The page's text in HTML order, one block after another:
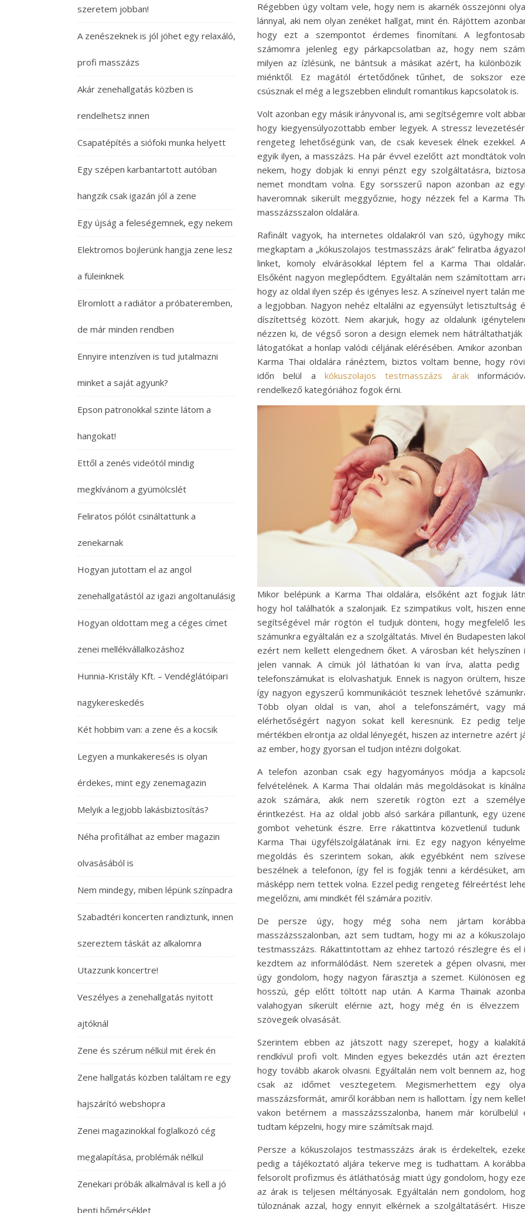
szeretem jobban!
A zenészeknek is jól jöhet egy relaxáló,
profi masszázs
Akár zenehallgatás közben is
rendelhetsz innen
Csapatépítés a siófoki munka helyett
Egy szépen karbantartott autóban
hangzik csak igazán jól a zene
Egy újság a feleségemnek, egy nekem
Elektromos bojlerünk hangja zene lesz
a füleinknek
Elromlott a radiátor a próbateremben,
de már minden rendben
Ennyire intenzíven is tud jutalmazni
minket a saját agyunk?
Epson patronokkal szinte látom a
hangokat!
Ettől a zenés videótól mindig
megkívánom a gyümölcslét
Feliratos pólót csináltattunk a
zenekarnak
Hogyan jutottam el az angol
zenehallgatástól az igazi angoltanulásig
Hogyan oldottam meg a céges címet
zenei mellékvállalkozáshoz
Hunnia-Kristály Kft. – Vendéglátóipari
nagykereskedés
Két hobbim van: a zene és a kocsik
Legyen a munkakeresés is olyan
érdekes, mint egy zenemagazin
Melyik a legjobb lakásbiztosítás?
Néha profitálhat az ember magazin
olvasásából is
Nem mindegy, miben lépünk színpadra
Szabadtéri koncerten randiztunk, innen
szereztem táskát az alkalomra
Utazzunk koncertre!
Veszélyes a zenehallgatás nyitott
ajtóknál
Zene és szérum nélkül mit érek én
Zene hallgatás közben találtam re egy
hajszárító webshopra
Zenei magazinokkal foglalkozó cég
megalapítása, problémák nélkül
Zenekari próbák alkalmával is kell a jó
benti hőmérséklet
Régebben úgy voltam vele, hogy nem is akarnék összejönni
lánnyal, aki nem olyan zenéket hallgat, mint én. Rájöttem
hogy ezt a szempontot érdemes finomítani. A
számomra jelenleg egy párkapcsolatban az, hogy nem
milyen az ízlésünk, ne bántsuk a másikat azért, ha különbözik
miénktől. Ez magától értetődőnek tűnhet, de sokszor
csúsznak el még a legszebben elindult romantikus kapcsolatok is.
Volt azonban egy másik irányvonal is, ami segítségemre volt
hogy kiegyensúlyozottabb ember legyek. A stressz
rengeteg lehetőségünk van, de csak kevesek élnek ezekkel.
egyik ilyen, a masszázs. Ha pár évvel ezelőtt azt mondtátok
nekem, hogy dobjak ki ennyi pénzt egy szolgáltatásra,
nemet mondtam volna. Egy sorsszerű napon azonban az
haveromnak sikerült meggyőznie, hogy nézzek fel a Karma
masszázsszalon oldalára.
Rafinált vagyok, ha internetes oldalakról van szó, úgyhogy
megkaptam a „kókuszolajos testmasszázs árak” feliratba
linket, komoly elvárásokkal léptem fel a Karma Thai
Elsőként nagyon meglepődtem. Egyáltalán nem számítottam
hogy az oldal ilyen szép és igényes lesz. A színeivel nyert talán
a legjobban. Nagyon nehéz eltalálni az egyensúlyt letisztultság
díszítettség között. Nem akarjuk, hogy az oldalunk
nézzen ki, de végső soron a design elemek nem hátráltathatják
látogatókat a honlap valódi céljának elérésében. Amikor azonban
Karma Thai oldalára ránéztem, biztos voltam benne, hogy
időn belül a kókuszolajos testmasszázs árak
rendelkező kategóriához fogok érni.
Mikor belépünk a Karma Thai oldalára, elsőként azt fogjuk
hogy hol találhatók a szalonjaik. Ez szimpatikus volt, hiszen
segítségével már rögtön el tudjuk dönteni, hogy megfelelő
számunkra egyáltalán ez a szolgáltatás. Mivel én Budapesten
ezért nem kellett elengednem őket. A városban két helyszínen
jelen vannak. A címük jól láthatóan ki van írva, alatta pedig
telefonszámukat is elolvashatjuk. Ennek is nagyon örültem,
így nagyon egyszerű kommunikációt tesznek lehetővé
Több olyan oldal is van, ahol a telefonszámért, vagy
elérhetőségért nagyon sokat kell keresnünk. Ez pedig
mértékben elrontja az oldal lényegét, hiszen az internetre azért
az ember, hogy gyorsan el tudjon intézni dolgokat.
A telefon azonban csak egy hagyományos módja a
felvételének. A Karma Thai oldalán más megoldásokat is
azok számára, akik nem szeretik rögtön ezt a
érintkezést. Ha az oldal jobb alsó sarkára pillantunk, egy
gombot vehetünk észre. Erre rákattintva közvetlenül tudunk
Karma Thai ügyfélszolgálatának írni. Ez egy nagyon
megoldás és szerintem sokan, akik egyébként nem
beszélnek a telefonon, így fel is fogják tenni a kérdésüket,
másképp nem tettek volna. Ezzel pedig rengeteg félreértést
megelőzni, ami mindkét fél számára pozitív.
De persze úgy, hogy még soha nem jártam
masszázsszalonban, azt sem tudtam, hogy mi az a
testmasszázs. Rákattintottam az ehhez tartozó részlegre és el
kezdtem az informálódást. Nem szeretek a gépen olvasni,
úgy gondolom, hogy nagyon fárasztja a szemet. Különösen
hosszú, gép előtt töltött nap után. A Karma Thainak
valahogyan sikerült elérnie azt, hogy még én is élvezzem
szövegeik olvasását.
Szerintem ebben az játszott nagy szerepet, hogy a
rendkívül profi volt. Minden egyes bekezdés után azt
hogy tovább akarok olvasni. Egyáltalán nem volt bennem az,
csak az időmet vesztegetem. Megismerhettem egy
masszázsformát, amiről korábban nem is hallottam. Így nem
vakon betérnem a masszázsszalonba, hanem már körülbelül
tudtam képzelni, hogy mire számítsak majd.
Persze a kókuszolajos testmasszázs árak is érdekeltek,
pedig a tájékoztató aljára tekerve meg is tudhattam. A
felsorolt profizmus és átláthatóság miatt úgy gondolom, hogy
az árak is teljesen méltányosak. Egyáltalán nem gondolom,
túloznának azzal, hogy ennyit elkérnek a szolgáltatásért.